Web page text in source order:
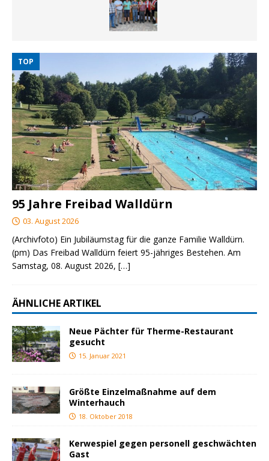
TOP
95 Jahre Freibad Walldürn
03. August 2026
(Archivfoto) Ein Jubiläumstag für die ganze Familie Walldürn.
(pm) Das Freibad Walldürn feiert 95-jähriges Bestehen. Am
Samstag, 08. August 2026, […]
ÄHNLICHE ARTIKEL
Neue Pächter für Therme-Restaurant
gesucht
15. Januar 2021
Größte Einzelmaßnahme auf dem
Winterhauch
18. Oktober 2018
Kerwespiel gegen personell geschwächten
Gast